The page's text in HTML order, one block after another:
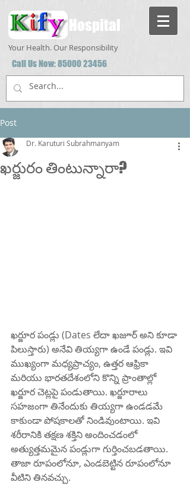
Hospital
Your Health. Our Responsibility
Call Us Now:85000 23456
Post
ఖర్జురం తింటున్నారా?
Dr. Karuturi Subrahmanyam
ఖర్జూర పండ్లు (Dates లేదా ఖజూర్ అని కూడా
పిలుస్తారు) అనేవి తియ్యగా ఉండే పండ్లు. ఇవి
ముఖ్యంగా మధ్యప్రాచ్యం, ఉత్తర ఆఫ్రికా
మరియు భారతదేశంలోని కొన్ని ప్రాంతాల్లో
ఖర్జూర చెట్లపై పండుతాయి. ఖర్జూరాలు
సహజంగా తినేందుకు తియ్యగా ఉండడమే
కాకుండా పోషకాలతో నిండివుంటాయి. ఇవి
శరీరానికి తక్షణ శక్తిని అందించడంలో
అత్యుత్తమమైన పండ్లుగా గుర్తించబడతాయి.
తాజా రూపంలోనూ, ఎండబెట్టిన రూపంలోనూ
వీటిని తినవచ్చు.